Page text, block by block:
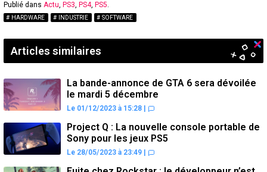
Publié dans Actu, PS3, PS4, PS5.
HARDWARE INDUSTRIE SOFTWARE
Articles similaires
La bande-annonce de GTA 6 sera dévoilée
le mardi 5 décembre
Le 01/12/2023 à 15:28
Project Q : La nouvelle console portable de
Sony pour les jeux PS5
Le 28/05/2023 à 23:49